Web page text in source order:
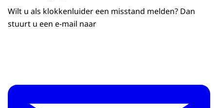
Wilt u als klokkenluider een misstand melden? Dan
stuurt u een e-mail naar